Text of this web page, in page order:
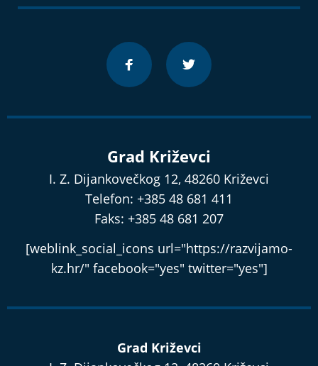
Grad Križevci
I. Z. Dijankovečkog 12, 48260 Križevci
Telefon: +385 48 681 411
Faks: +385 48 681 207
[weblink_social_icons url="https://razvijamo-
kz.hr/" facebook="yes" twitter="yes"]
Grad Križevci